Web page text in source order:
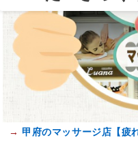
→ 甲府のマッサージ店【疲